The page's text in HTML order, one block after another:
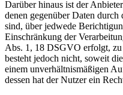
Darüber hinaus ist der
denen gegenüber Daten
sind, über jedwede
Einschränkung der
Abs. 1, 18 DSGVO erfolgt,
besteht jedoch nicht, soweit
einem unverhältnismäßigen
dessen hat der Nutzer ein